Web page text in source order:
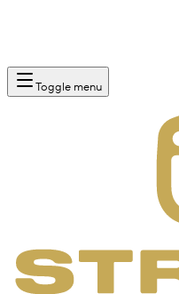
Toggle menu